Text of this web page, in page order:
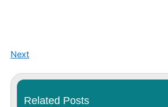
Next
Related Posts